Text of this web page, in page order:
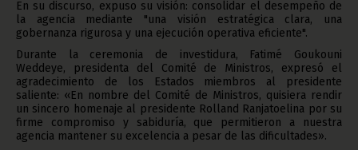
En su discurso, expuso su visión: consolidar el desempeño de
la agencia mediante "una visión estratégica clara, una
gobernanza rigurosa y una ejecución operativa eficiente".
Durante la ceremonia de investidura, Fatimé Goukouni
Weddeye, presidenta del Comité de Ministros, expresó el
agradecimiento de los Estados miembros al presidente
saliente: «En nombre del Comité de Ministros, quisiera rendir
un sincero homenaje al presidente Rolland Ranjatoelina por su
firme compromiso y sabiduría, que permitieron a nuestra
agencia mantener su excelencia a pesar de las dificultades».